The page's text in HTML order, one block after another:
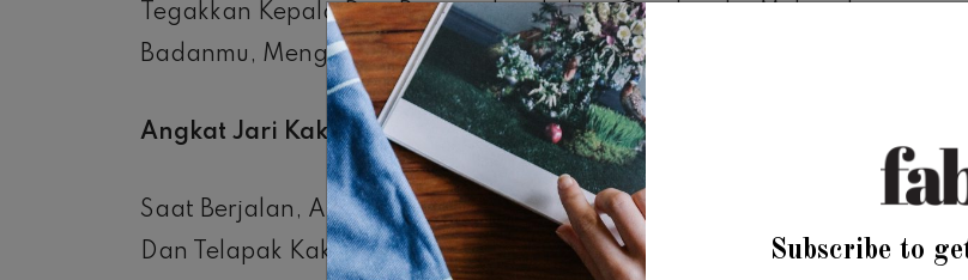
Tegakkan Kepala Dan Panjangkan Leher. Gerakan Ini Meluruskan
Badanmu, Menggunakan Otot Bahu Dan Mengaktifkan Otot Perut.
Angkat Jari Kakimu.
Saat Berjalan, Angkatlah Jari Kakimu Untuk Menggabungkan
Dan Telapak Kaki.
Subscribe to